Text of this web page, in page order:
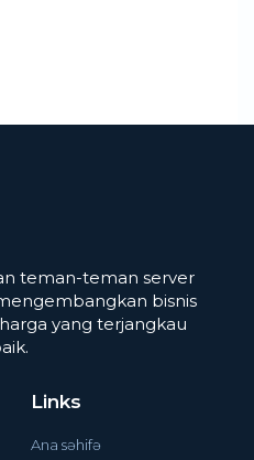
teman-teman server
bisnis
yang terjangkau
Links
Ana səhifə